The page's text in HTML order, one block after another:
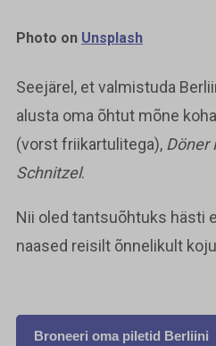
Photo on Unsplash
Seejärel, et valmistuda
alusta oma õhtut mõne
(vorst friikartulitega), Döner
Schnitzel.
Nii oled tantsuõhtuks hästi
naased reisilt õnnelikult
Broneeri oma piletid Berliini